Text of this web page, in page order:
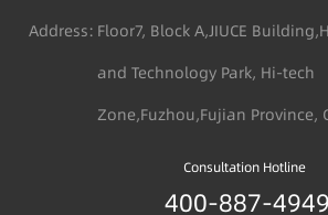
Address： Floor7, Block A,JIUCE
and Technology Park, Hi-tech
Zone,Fuzhou,Fujian Province,
Consultation Hotline
400-887-4949